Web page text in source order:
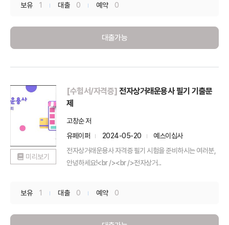
보유 1 대출 0 예약 0
대출가능
미리보기
[수험서/자격증] 전자상거래운용사 필기 기출문
제
고창순 저
유페이퍼
2024-05-20
예스이십사
전자상거래운용사 자격증 필기 시험을 준비하시는 여러분,
안녕하세요!<br /><br />전자상거...
보유 1 대출 0 예약 0